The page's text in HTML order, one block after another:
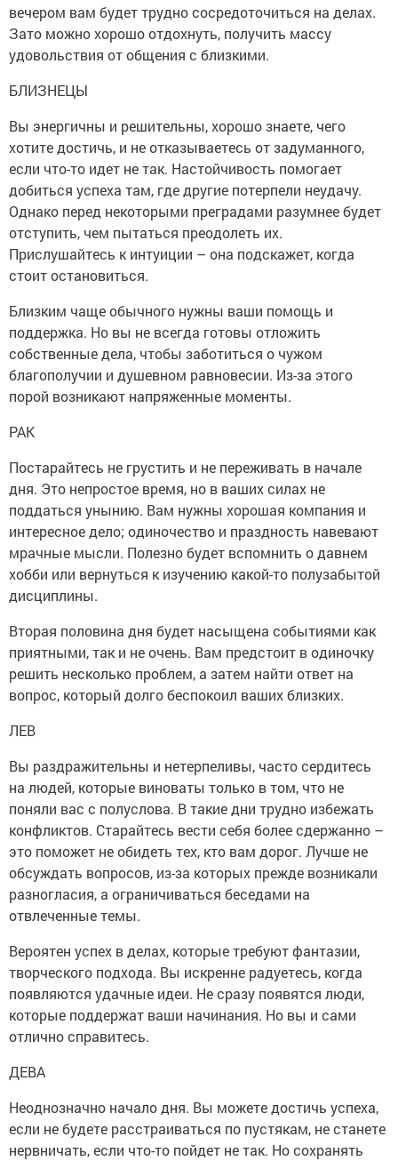
вечером вам будет трудно сосредоточиться на делах.
Зато можно хорошо отдохнуть, получить массу
удовольствия от общения с близкими.
БЛИЗНЕЦЫ
Вы энергичны и решительны, хорошо знаете, чего
хотите достичь, и не отказываетесь от задуманного,
если что-то идет не так. Настойчивость помогает
добиться успеха там, где другие потерпели неудачу.
Однако перед некоторыми преградами разумнее будет
отступить, чем пытаться преодолеть их.
Прислушайтесь к интуиции – она подскажет, когда
стоит остановиться.
Близким чаще обычного нужны ваши помощь и
поддержка. Но вы не всегда готовы отложить
собственные дела, чтобы заботиться о чужом
благополучии и душевном равновесии. Из-за этого
порой возникают напряженные моменты.
РАК
Постарайтесь не грустить и не переживать в начале
дня. Это непростое время, но в ваших силах не
поддаться унынию. Вам нужны хорошая компания и
интересное дело; одиночество и праздность навевают
мрачные мысли. Полезно будет вспомнить о давнем
хобби или вернуться к изучению какой-то полузабытой
дисциплины.
Вторая половина дня будет насыщена событиями как
приятными, так и не очень. Вам предстоит в одиночку
решить несколько проблем, а затем найти ответ на
вопрос, который долго беспокоил ваших близких.
ЛЕВ
Вы раздражительны и нетерпеливы, часто сердитесь
на людей, которые виноваты только в том, что не
поняли вас с полуслова. В такие дни трудно избежать
конфликтов. Старайтесь вести себя более сдержанно –
это поможет не обидеть тех, кто вам дорог. Лучше не
обсуждать вопросов, из-за которых прежде возникали
разногласия, а ограничиваться беседами на
отвлеченные темы.
Вероятен успех в делах, которые требуют фантазии,
творческого подхода. Вы искренне радуетесь, когда
появляются удачные идеи. Не сразу появятся люди,
которые поддержат ваши начинания. Но вы и сами
отлично справитесь.
ДЕВА
Неоднозначно начало дня. Вы можете достичь успеха,
если не будете расстраиваться по пустякам, не станете
нервничать, если что-то пойдет не так. Но сохранять